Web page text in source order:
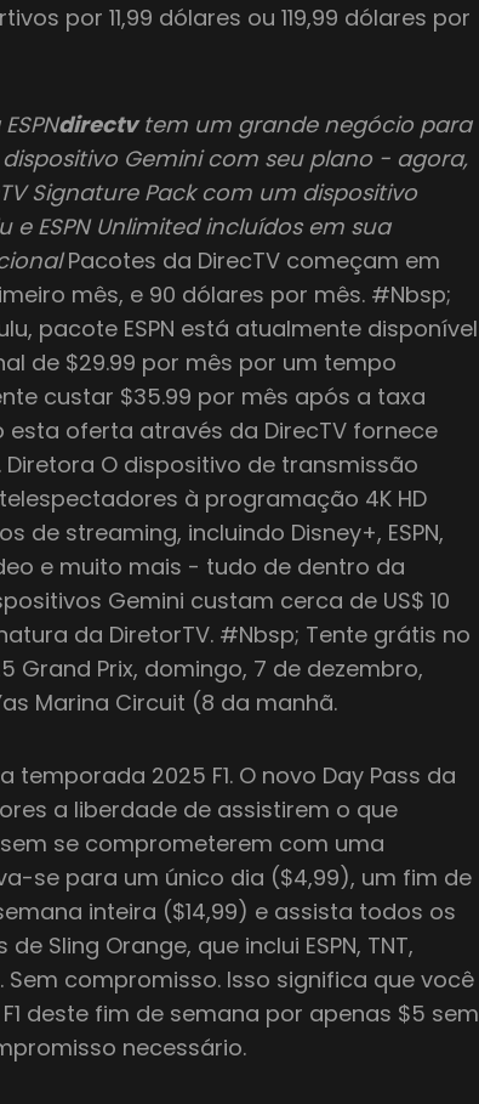
por 11,99 dólares ou 119,99 dólares por
directvtem um grande negócio para
Gemini com seu plano - agora,
Signature Pack com um dispositivo
e ESPN Unlimited incluídos em sua
Pacotes da DirecTV começam em
mês, e 90 dólares por mês. #Nbsp;
pacote ESPN está atualmente disponível
de $29.99 por mês por um tempo
custar $35.99 por mês após a taxa
oferta através da DirecTV fornece
O dispositivo de transmissão
à programação 4K HD
de streaming, incluindo Disney+, ESPN,
e muito mais - tudo de dentro da
Gemini custam cerca de US$ 10
da DiretorTV. #Nbsp; Tente grátis no
Grand Prix, domingo, 7 de dezembro,
Marina Circuit (8 da manhã.
temporada 2025 F1. O novo Day Pass da
a liberdade de assistirem o que
se comprometerem com uma
se para um único dia ($4,99), um fim de
inteira ($14,99) e assista todos os
Sling Orange, que inclui ESPN, TNT,
Sem compromisso. Isso significa que você
deste fim de semana por apenas $5 sem
necessário.